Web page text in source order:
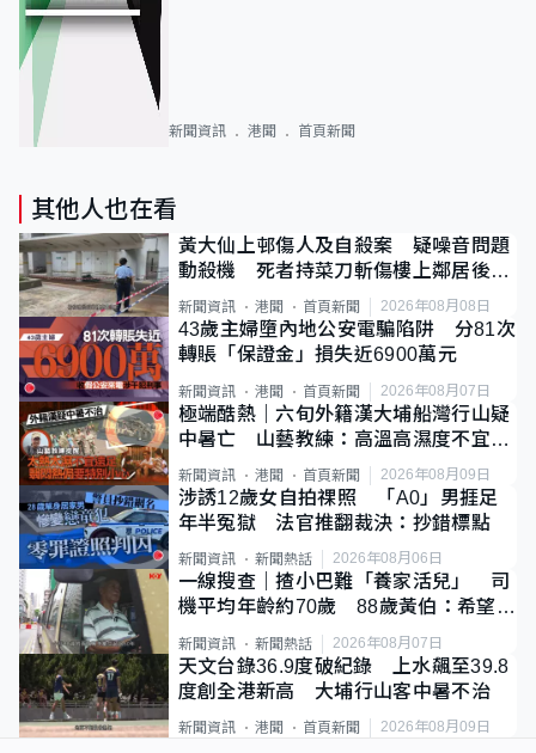
新聞資訊 港聞 首頁新聞
其他人也在看
黃大仙上邨傷人及自殺案 疑噪音問題
動殺機 死者持菜刀斬傷樓上鄰居後墮
斃
新聞資訊 港聞 首頁新聞 2026年08月08日
43歲主婦墮內地公安電騙陷阱 分81次
轉賬「保證金」損失近6900萬元
新聞資訊 港聞 首頁新聞 2026年08月07日
極端酷熱｜六旬外籍漢大埔船灣行山疑
中暑亡 山藝教練：高溫高濕度不宜遠
足
新聞資訊 港聞 首頁新聞 2026年08月09日
涉誘12歲女自拍祼照 「A0」男捱足
年半冤獄 法官推翻裁決：抄錯標點
新聞資訊 新聞熱話 2026年08月06日
一線搜查｜揸小巴難「養家活兒」 司
機平均年齡約70歲 88歲黃伯：希望一
直揸落去
新聞資訊 新聞熱話 2026年08月07日
天文台錄36.9度破紀錄 上水飆至39.8
度創全港新高 大埔行山客中暑不治
新聞資訊 港聞 首頁新聞 2026年08月09日